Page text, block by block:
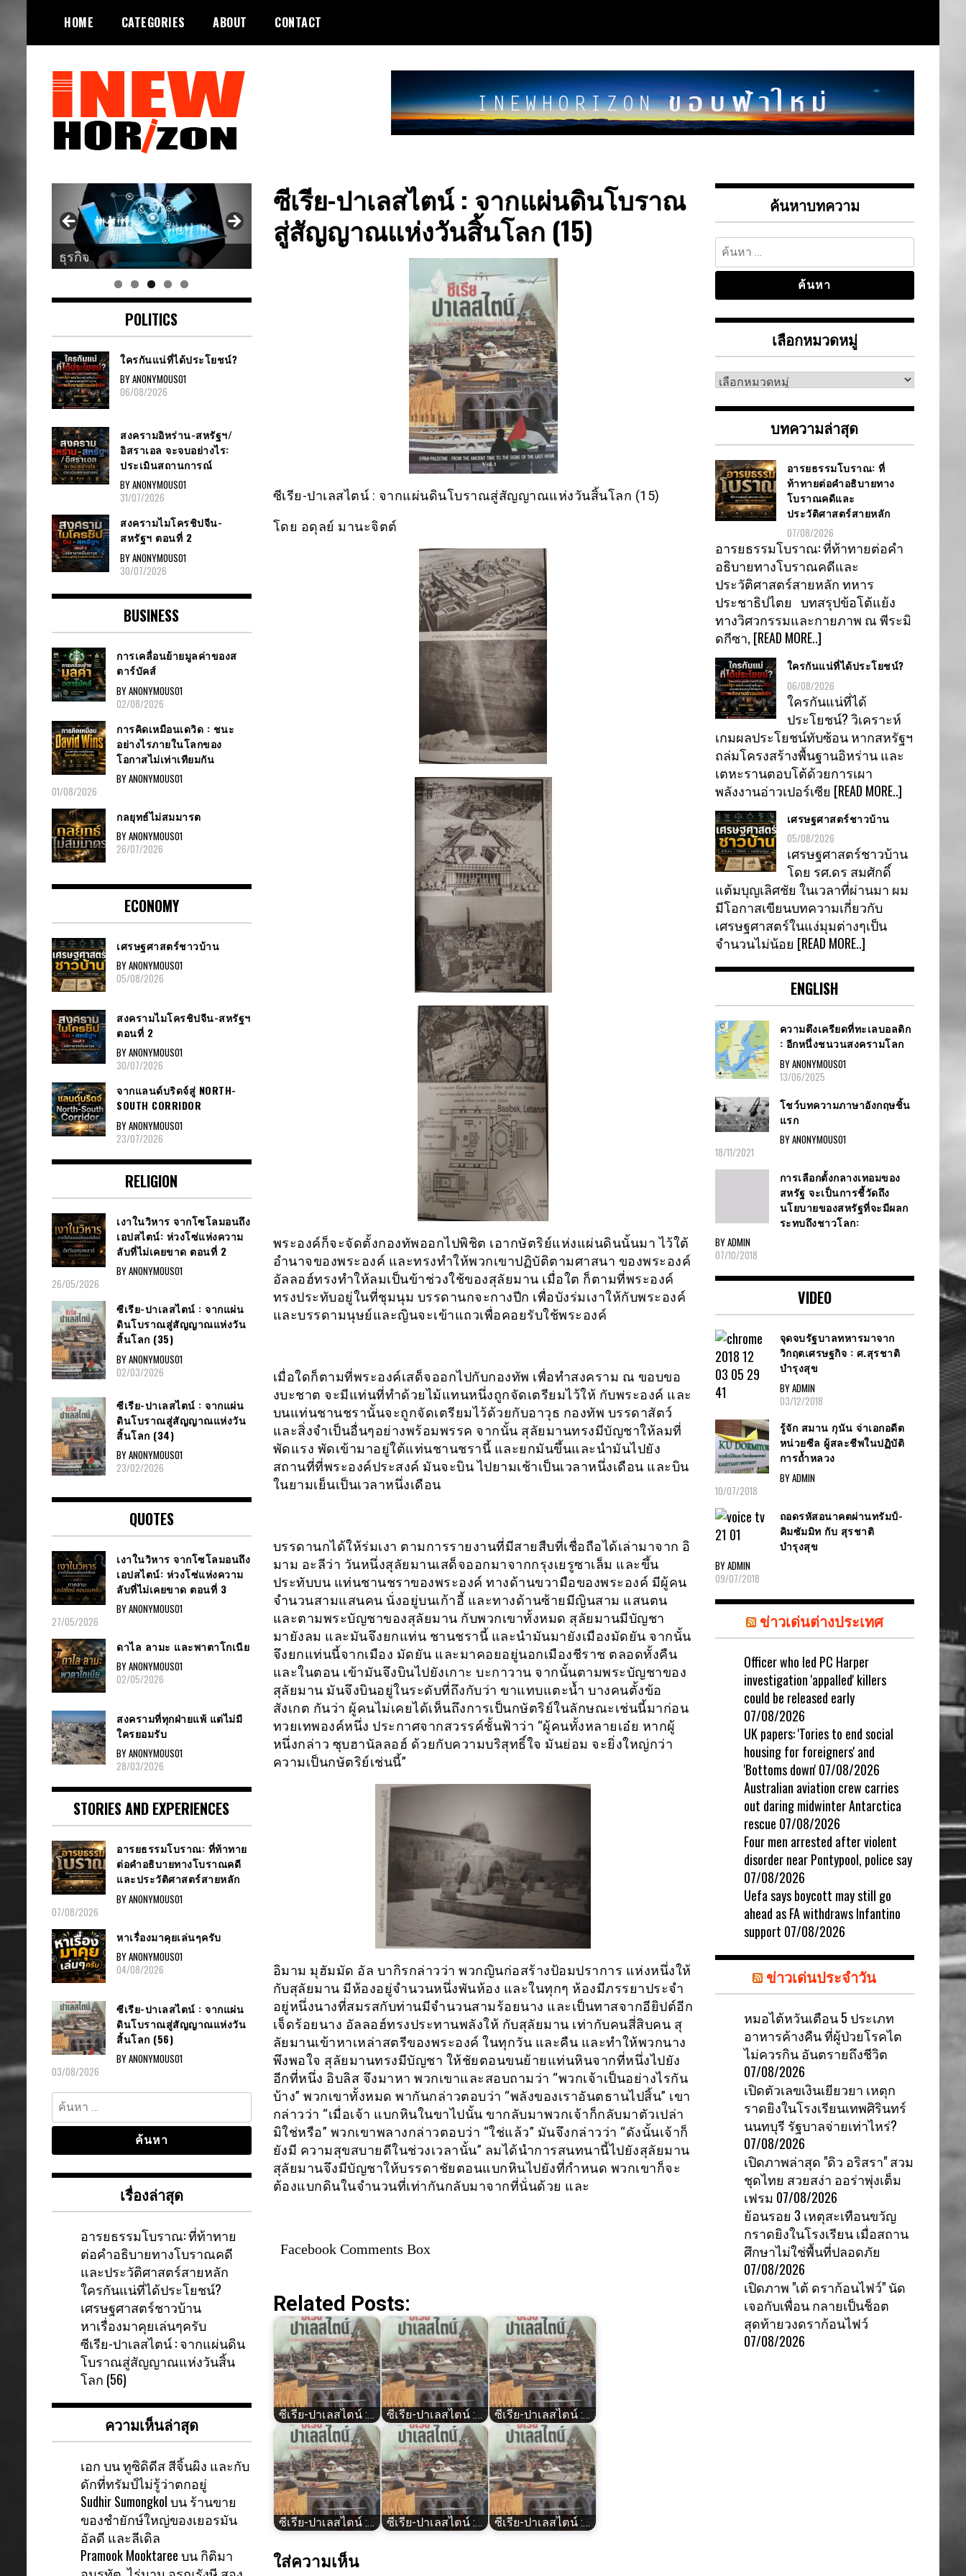
content
HOME CATEGORIES ABOUT CONTACT
INEWHORIZON
ซีเรีย​-ปาเลสไตน์​ : จากแผ่นดินโบราณ
สู่สัญญาณ​แห่งวันสิ้นโลก​ (15)
ซีเรีย​-ปาเลสไตน์​ : จากแผ่นดินโบราณสู่สัญญาณ​แห่งวันสิ้นโลก​ (15)
โดย​ อดุลย์​ มานะจิตต์
พระองค์ก็จะจัดตั้งกองทัพออกไปพิชิต เอากษัตริย์แห่งแผ่นดินนั้นมา ไว้ใต้
อำนาจของพระองค์ และทรงทำให้พวกเขาปฏิบัติตามศาสนา ของพระองค์
อัลลอฮ์ทรงทำให้ลมเป็นข้าช่วงใช้ของสุลัยมาน เมื่อใต ก็ตามที่พระองค์
ทรงประทับอยู่ในที่ชุมนุม บรรดานกจะกางปีก เพื่อบังร่มเงาให้กับพระองค์
และบรรดามนุษย์และญินจะเข้าแถวเพื่อคอยรับใช้พระองค์
เมื่อใดก็ตามที่พระองค์เสด็จออกไปกับกองทัพ เพื่อทำสงคราม ณ ขอบขอ
งบะชาต จะมีแท่นที่ทำด้วยไม้แทนหนึ่งถูกจัดเตรียมไว้ให้ กับพระองค์ และ
บนแท่นชานชรานั้นจะถูกจัดเตรียมไว้ด้วยกับอาวุธ กองทัพ บรรดาสัตว์
และสิ่งจำเป็นอื่นๆอย่างพร้อมพรรค จากนั้น สุลัยมานทรงมีบัญชาให้ลมที่
พัดแรง พัดเข้ามาอยู่ใต้แท่นชานชรานี้ และยกมันขึ้นและนำมันไปยัง
สถานที่ที่พระองค์ประสงค์ มันจะบิน ไปยามเช้าเป็นเวลาหนึ่งเดือน และบิน
ในยามเย็นเป็นเวลาหนึ่งเดือน
บรรดานกได้ให้ร่มเงา ตามการรายงานที่มีสายสืบที่เชื่อถือได้เล่ามาจาก อิ
มาม อะลีว่า วันหนึ่งสุลัยมานเสด็จออกมาจากกรุงเยรูซาเล็ม และขึ้น
ประทับบน แท่นชานชราของพระองค์ ทางด้านขวามือของพระองค์ มีผู้คน
จำนวนสามแสนคน นั่งอยู่บนเก้าอี้ และทางด้านซ้ายมีญินสาม แสนตน
และตามพระบัญชาของสุลัยมาน กับพวกเขาทั้งหมด สุลัยมานมีบัญชา
มายังลม และมันจึงยกแท่น ชานชรานี้ และนำมันมายังเมืองมัดยัน จากนั้น
จึงยกแท่นนี้จากเมือง มัดยัน และมาคอยอยู่นอกเมืองชีราช ตลอดทั้งคืน
และในตอน เข้ามันจึงบินไปยังเกาะ บะกาวาน จากนั้นตามพระบัญชาของ
สุลัยมาน มันจึงบินอยู่ในระดับที่ถึงกับว่า ขาแทบแตะน้ำ บางคนตั้งข้อ
สังเกต กันว่า ผู้คนไม่เคยได้เห็นถึงการเป็นกษัตริย์ในลักษณะเช่นนี้มาก่อน
ทวยเทพองค์หนึ่ง ประกาศจากสวรรค์ชั้นฟ้าว่า “ผู้คนทั้งหลายเอ๋ย หากผู้
หนึ่งกล่าว ซุบฮานัลลอฮ์ ด้วยกับความบริสุทธิ์ใจ มันย่อม จะยิ่งใหญ่กว่า
ความเป็นกษัตริย์เช่นนี้”
อิมาม มุฮัมมัด อัล บากิรกล่าวว่า พวกญินก่อสร้างป้อมปราการ แห่งหนึ่งให้
กับสุลัยมาน มีห้องอยู่จำนวนหนึ่งพันห้อง และในทุกๆ ห้องมีภรรยาประจำ
อยู่หนึ่งนางที่สมรสกับท่านมีจำนวนสามร้อยนาง และเป็นทาสจากอียิปต์อีก
เจ็ดร้อยนาง อัลลอฮ์ทรงประทานพลังให้ กับสุลัยมาน เท่ากับคนสี่สิบคน สุ
ลัยมานเข้าหาเหล่าสตรีของพระองค์ ในทุกวัน และคืน และทำให้พวกนาง
พึงพอใจ สุลัยมานทรงมีบัญชา ให้ชัยตอนขนย้ายแท่นหินจากที่หนึ่งไปยัง
อีกที่หนึ่ง อิบลิส จึงมาหา พวกเขาและสอบถามว่า “พวกเจ้าเป็นอย่างไรกัน
บ้าง” พวกเขาทั้งหมด พากันกล่าวตอบว่า “พลังของเราอันตธานไปสิ้น” เขา
กล่าวว่า “เมื่อเจ้า แบกหินในขาไปนั้น ขากลับมาพวกเจ้าก็กลับมาตัวเปล่า
มิใช่หรือ” พวกเขาพลางกล่าวตอบว่า “ใช่แล้ว” มันจึงกล่าวว่า “ดังนั้นเจ้าก็
ยังมี ความสุขสบายดีในช่วงเวลานั้น” ลมได้นำการสนทนานี้ไปยังสุลัยมาน
สุลัยมานจึงมีบัญชาให้บรรดาชัยตอนแบกหินไปยังที่กำหนด พวกเขาก็จะ
ต้องแบกดินในจำนวนที่เท่ากันกลับมาจากที่นั่นด้วย และ
Facebook Comments Box
Related Posts:
ซีเรีย​-ปาเลสไตน์​ :… ซีเรีย​-ปาเลสไตน์​ :… ซีเรีย​-ปาเลสไตน์​ :…
ซีเรีย​-ปาเลสไตน์​ :… ซีเรีย​-ปาเลสไตน์​ :… ซีเรีย​-ปาเลสไตน์​ :…
ใส่ความเห็น
ศาสนา
POLITICS
ใครกันแน่ที่ได้ประโยชน์?
BY ANONYMOUS01
06/08/2026
สงครามอิหร่าน-สหรัฐฯ/
อิสราเอล จะจบอย่างไร:
ประเมินสถานการณ์
BY ANONYMOUS01
31/07/2026
สงครามไมโครชิปจีน-
สหรัฐฯ ตอนที่ 2
BY ANONYMOUS01
30/07/2026
BUSINESS
การเคลื่อนย้ายมูลค่าของส
ตาร์บัคส์
BY ANONYMOUS01
02/08/2026
การคิดเหมือนเดวิด : ชนะ
อย่างไรภายในโลกของ
โอกาสไม่เท่าเทียมกัน
BY ANONYMOUS01
01/08/2026
กลยุทธ์ไม่สมมารต
BY ANONYMOUS01
26/07/2026
ECONOMY
เศรษฐศาสตร์ชาวบ้าน
BY ANONYMOUS01
05/08/2026
สงครามไมโครชิปจีน-สหรัฐฯ
ตอนที่ 2
BY ANONYMOUS01
30/07/2026
จากแลนด์บริดจ์สู่ NORTH-
SOUTH CORRIDOR
BY ANONYMOUS01
23/07/2026
RELIGION
เงาในวิหาร จากโซโลมอนถึง
เอปสไตน์: ห่วงโซ่แห่งความ
ลับที่ไม่เคยขาด ตอนที่ 2
BY ANONYMOUS01
26/05/2026
ซีเรีย​-ปาเลสไตน์​ : จากแผ่น
ดินโบราณสู่สัญญาณ​แห่งวัน
สิ้นโลก​ (35)
BY ANONYMOUS01
02/03/2026
ซีเรีย​-ปาเลสไตน์​ : จากแผ่น
ดินโบราณสู่สัญญาณ​แห่งวัน
สิ้นโลก​ (34)
BY ANONYMOUS01
23/02/2026
QUOTES
เงาในวิหาร จากโซโลมอนถึง
เอปสไตน์: ห่วงโซ่แห่งความ
ลับที่ไม่เคยขาด ตอนที่ 3
BY ANONYMOUS01
27/05/2026
ดาไล ลามะ และพาตาโกเนีย
BY ANONYMOUS01
02/05/2026
สงครามที่ทุกฝ่ายแพ้ แต่ไม่มี
ใครยอมรับ
BY ANONYMOUS01
28/03/2026
STORIES AND EXPERIENCES
อารยธรรมโบราณ: ที่ท้าทาย
ต่อคำอธิบายทางโบราณคดี
และประวัติศาสตร์สายหลัก
BY ANONYMOUS01
07/08/2026
หาเรื่องมาคุยเล่นๆครับ
BY ANONYMOUS01
04/08/2026
ซีเรีย-ปาเลสไตน์ : จากแผ่น
ดินโบราณสู่สัญญาณแห่งวัน
สิ้นโลก (56)
BY ANONYMOUS01
03/08/2026
ค้นหา
สำหรับ:
เรื่องล่าสุด
อารยธรรมโบราณ: ที่ท้าทาย
ต่อคำอธิบายทางโบราณคดี
และประวัติศาสตร์สายหลัก
ใครกันแน่ที่ได้ประโยชน์?
เศรษฐศาสตร์ชาวบ้าน
หาเรื่องมาคุยเล่นๆครับ
ซีเรีย-ปาเลสไตน์ : จากแผ่นดิน
โบราณสู่สัญญาณแห่งวันสิ้น
โลก (56)
ความเห็นล่าสุด
เอกบนทูซิดิดีส สีจิ้นผิง และกับ
ดักที่ทรัมป์ไม่รู้ว่าตกอยู่
Sudhir Sumongkolบนร้านขาย
ของชำยักษ์ใหญ่ของเยอรมัน
อัลดี และลีเดิล
Pramook Mooktareeบนกิติมา
ค้นหาบทความ
ค้นหา
สำหรับ:
เลือกหมวดหมู่
เลือก
หมู่
บทความล่าสุด
อารยธรรมโบราณ: ที่
ท้าทายต่อคำอธิบายทาง
โบราณคดีและ
ประวัติศาสตร์สายหลัก
07/08/2026
อารยธรรมโบราณ: ที่ท้าทายต่อคำ
อธิบายทางโบราณคดีและ
ประวัติศาสตร์สายหลัก ทหาร
ประชาธิปไตย บทสรุปข้อโต้แย้ง
ทางวิศวกรรมและกายภาพ ณ พีระมิ
ดกีซา, [READ MORE..]
ใครกันแน่ที่ได้ประโยชน์?
06/08/2026
ใครกันแน่ที่ได้
ประโยชน์? วิเคราะห์
เกมผลประโยชน์ทับซ้อน หากสหรัฐฯ
ถล่มโครงสร้างพื้นฐานอิหร่าน และ
เตหะรานตอบโต้ด้วยการเผา
พลังงานอ่าวเปอร์เซีย [READ MORE..]
เศรษฐศาสตร์ชาวบ้าน
05/08/2026
เศรษฐศาสตร์ชาวบ้าน
โดย รศ.ดร สมศักดิ์
แต้มบุญเลิศชัย ในเวลาที่ผ่านมา ผม
มีโอกาสเขียนบทความเกี่ยวกับ
เศรษฐศาสตร์ในแง่มุมต่างๆเป็น
จำนวนไม่น้อย [READ MORE..]
ENGLISH
ความตึงเครียดที่ทะเลบอลติก
: อีกหนึ่งชนวนสงครามโลก
BY ANONYMOUS01
13/06/2025
โชว์บทความภาษาอังกฤษชิ้น
แรก
BY ANONYMOUS01
18/11/2021
การเลือกตั้งกลางเทอมของ
สหรัฐ จะเป็นการชี้วัดถึง
นโยบายของสหรัฐที่จะมีผลก
ระทบถึงชาวโลก:
BY ADMIN
07/10/2018
VIDEO
จุดจบรัฐบาลทหารมาจาก
วิกฤตเศรษฐกิจ : ศ.สุรชาติ
บำรุงสุข
BY ADMIN
03/12/2018
รู้จัก สมาน กุนัน จ่าเอกอดีต
หน่วยซีล ผู้สละชีพในปฏิบัติ
การถ้ำหลวง
BY ADMIN
10/07/2018
ถอดรหัสอนาคตผ่านทรัมป์-
คิมซัมมิท กับ สุรชาติ
บำรุงสุข
BY ADMIN
09/07/2018
ข่าวเด่นต่างประเทศ
Officer who led PC Harper
investigation 'appalled' killers
could be released early
07/08/2026
UK papers: 'Tories to end social
housing for foreigners' and
'Bottoms down' 07/08/2026
Australian aviation crew carries
out daring midwinter Antarctica
rescue 07/08/2026
Four men arrested after violent
disorder near Pontypool, police say
07/08/2026
Uefa says boycott may still go
ahead as FA withdraws Infantino
support 07/08/2026
ข่าวเด่นประจำวัน
หมอไต้หวันเตือน 5 ประเภท
อาหารค้างคืน ที่ผู้ป่วยโรคไต
ไม่ควรกิน อันตรายถึงชีวิต
07/08/2026
เปิดตัวเลขเงินเยียวยา เหตุก
ราดยิงในโรงเรียนเทพศิรินทร์
นนทบุรี รัฐบาลจ่ายเท่าไหร่?
07/08/2026
เปิดภาพล่าสุด "ดิว อริสรา" สวม
ชุดไทย สวยสง่า ออร่าพุ่งเต็ม
เฟรม 07/08/2026
ย้อนรอย 3 เหตุสะเทือนขวัญ
กราดยิงในโรงเรียน เมื่อสถาน
ศึกษาไม่ใช่พื้นที่ปลอดภัย
07/08/2026
เปิดภาพ "เต้ ดราก้อนไฟว์" นัด
เจอกับเพื่อน กลายเป็นช็อต
สุดท้ายวงดราก้อนไฟว์
07/08/2026